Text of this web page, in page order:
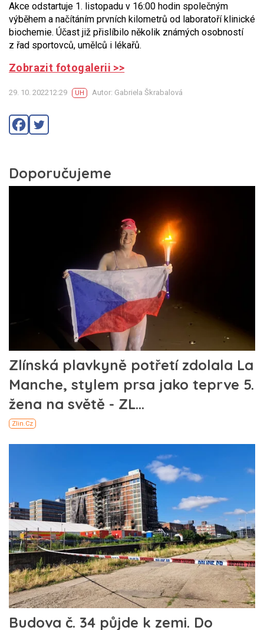
Akce odstartuje 1. listopadu v 16:00 hodin společným
výběhem a načítáním prvních kilometrů od laboratoří klinické
biochemie. Účast již přislíbilo několik známých osobností
z řad sportovců, umělců i lékařů.
Zobrazit fotogalerii >>
29. 10. 202212:29 UH Autor: Gabriela Škrabalová